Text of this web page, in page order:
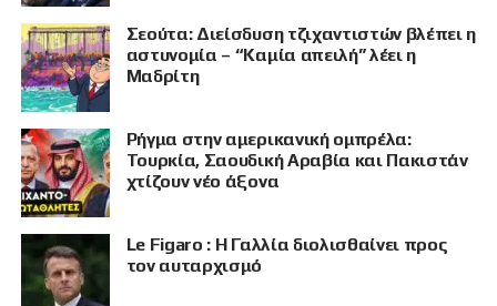
Σεούτα: Διείσδυση τζιχαντιστών βλέπει η
αστυνομία – “Καμία απειλή” λέει η
Μαδρίτη
Ρήγμα στην αμερικανική ομπρέλα:
Τουρκία, Σαουδική Αραβία και Πακιστάν
χτίζουν νέο άξονα
Le Figaro : Η Γαλλία διολισθαίνει προς
τον αυταρχισμό